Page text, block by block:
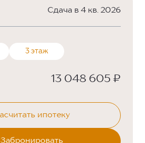
Сдача в 4 кв. 2026
3 этаж
13 048 605 ₽
Расчитать ипотеку
Забронировать